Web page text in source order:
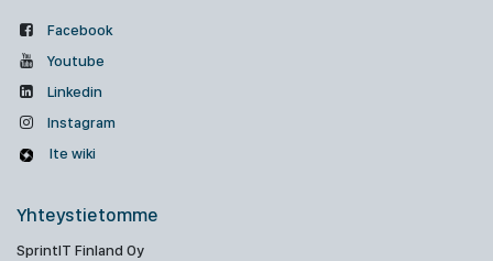
Facebook
Youtube
Linkedin
Instagram
Ite wiki
Yhteystietomme
SprintIT Finland Oy